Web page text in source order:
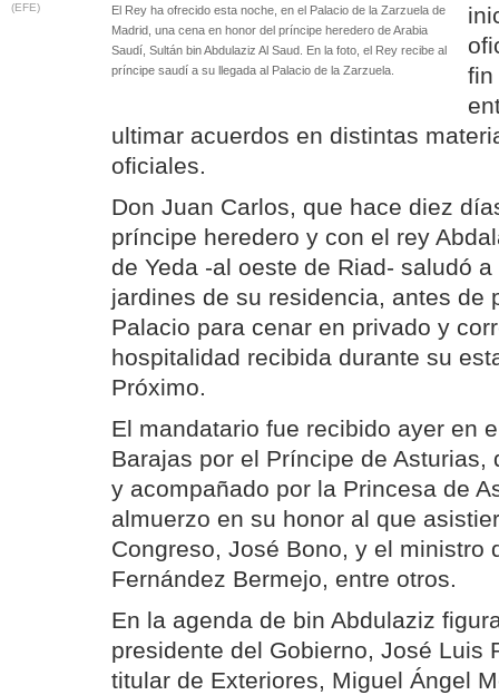
(EFE)
El Rey ha ofrecido esta noche, en el Palacio de la Zarzuela de
Madrid, una cena en honor del príncipe heredero de Arabia
Saudí, Sultán bin Abdulaziz Al Saud. En la foto, el Rey recibe al
príncipe saudí a su llegada al Palacio de la Zarzuela.
fin
ultimar acuerdos en distintas
oficiales.
Don Juan Carlos, que hace diez
príncipe heredero y con el rey
de Yeda -al oeste de Riad- saludó
jardines de su residencia, antes de
Palacio para cenar en privado y
hospitalidad recibida durante su
Próximo.
El mandatario fue recibido ayer en
Barajas por el Príncipe de Asturias,
y acompañado por la Princesa de
almuerzo en su honor al que
Congreso, José Bono, y el ministro
Fernández Bermejo, entre otros.
En la agenda de bin Abdulaziz
presidente del Gobierno, José Luis
titular de Exteriores, Miguel Ángel